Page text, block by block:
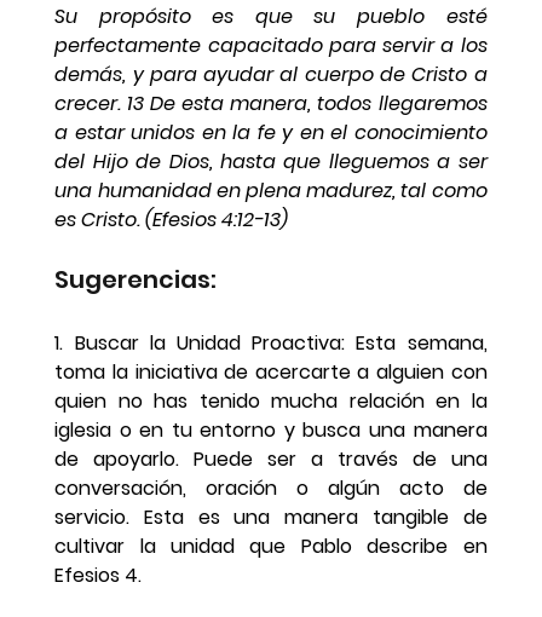
Su propósito es que su pueblo esté
perfectamente capacitado para servir a los
demás, y para ayudar al cuerpo de Cristo a
crecer. 13 De esta manera, todos llegaremos
a estar unidos en la fe y en el conocimiento
del Hijo de Dios, hasta que lleguemos a ser
una humanidad en plena madurez, tal como
es Cristo. (Efesios 4:12-13)
Sugerencias:
1. Buscar la Unidad Proactiva: Esta semana,
toma la iniciativa de acercarte a alguien con
quien no has tenido mucha relación en la
iglesia o en tu entorno y busca una manera
de apoyarlo. Puede ser a través de una
conversación, oración o algún acto de
servicio. Esta es una manera tangible de
cultivar la unidad que Pablo describe en
Efesios 4.